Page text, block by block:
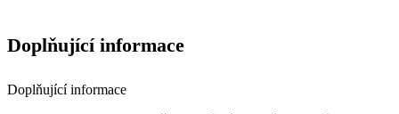
Doplňující informace
Doplňující informace